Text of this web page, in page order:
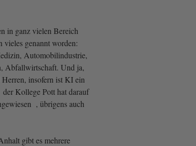
in ganz vielen Bereich
vieles genannt worden:
Automobilindustrie,
Abfallwirtschaft. Und ja,
insofern ist KI ein
Kollege Pott hat darauf
, übrigens auch
gibt es mehrere